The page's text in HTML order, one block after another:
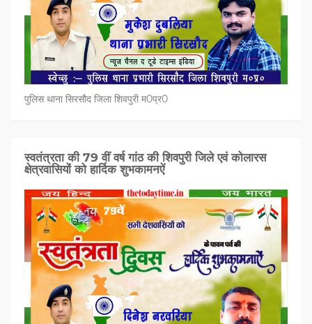
पुलिस थाना सिरसौद जिला शिवपुरी म0प्र0
स्वतंत्रता की 79 वीं वर्ष गांठ की शिवपुरी जिले एवं कोलारस
क्षेत्रवासियों को हार्दिक शुभकामनऐं